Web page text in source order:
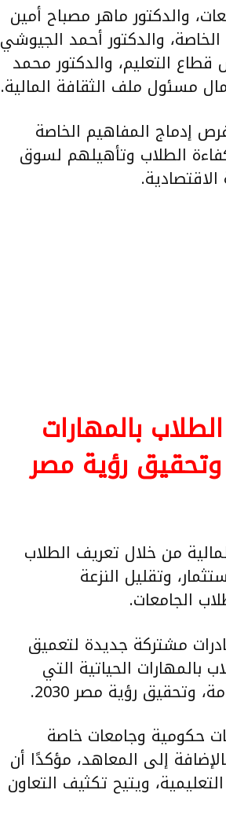
والدكتور ماهر مصباح أمين
والدكتور أحمد الجيوشي
التعليم، والدكتور محمد
مسئول ملف الثقافة المالية.
إدماج المفاهيم الخاصة
الطلاب وتأهيلهم لسوق
بالمهارات
وتحقيق رؤية مصر
من خلال تعريف الطلاب
وتقليل النزعة
الجامعات.
مشتركة جديدة لتعميق
بالمهارات الحياتية التي
رؤية مصر 2030.
حكومية وجامعات خاصة
إلى المعاهد، مؤكدًا أن
ويتيح تكثيف التعاون